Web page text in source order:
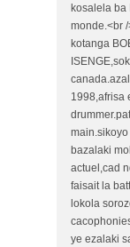
kosalela ba
monde.<br
kotanga
1998,afrisa
bazalaki
actuel,cad
faisait la
lokola
ye ezalaki